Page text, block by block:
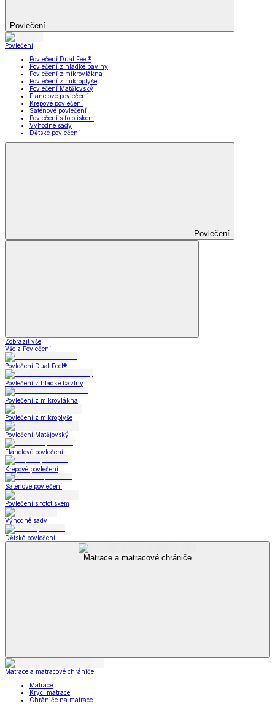
Povlečení
Povlečení
Povlečení Dual Feel®
Povlečení z hladké bavlny
Povlečení z mikrovlákna
Povlečení z mikroplyše
Povlečení Matějovský
Flanelové povlečení
Krepové povlečení
Saténové povlečení
Povlečení s fototiskem
Výhodné sady
Dětské povlečení
Povlečení
Zobrazit vše
Vše z Povlečení
Povlečení Dual Feel®
Povlečení z hladké bavlny
Povlečení z mikrovlákna
Povlečení z mikroplyše
Povlečení Matějovský
Flanelové povlečení
Krepové povlečení
Saténové povlečení
Povlečení s fototiskem
Výhodné sady
Dětské povlečení
Matrace a matracové chrániče
Matrace a matracové chrániče
Matrace
Krycí matrace
Chrániče na matrace